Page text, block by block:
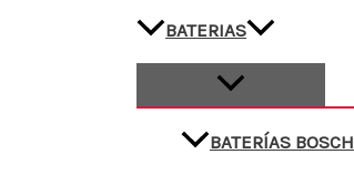
BATERIAS
BATERÍAS BOSCH